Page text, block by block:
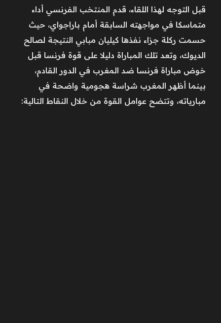
قبل التوجه لهذا اللقاء، قدم المنتخب الفرنسي أداء
متماسكا في مواجهته السابقة أمام باراجواي، حيث
حسمت ركلة جزاء نفذها كيليان مبابي النتيجة لصالح
الديوك، وتعد تلك المباراة دليلا على قوة فرنسا قبل
خوض مباراة فرنسا ضد المغرب في الدور القادم،
بينما أظهر المغرب شراسة هجومية واضحة في
مبارياته، وتتضح عوامل القوة من خلال النقاط التالية: